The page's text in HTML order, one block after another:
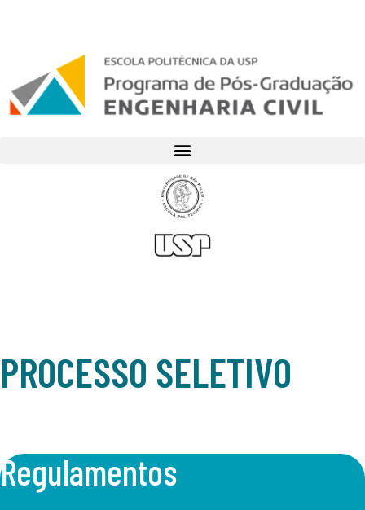
PROCESSO SELETIVO
Regulamentos